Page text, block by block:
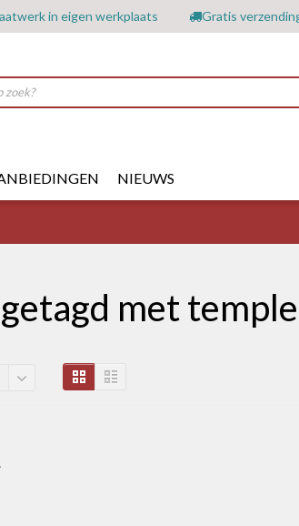
in eigen werkplaats Gratis
NIEUWS
met temple